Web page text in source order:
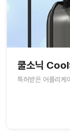
쿨소닉
특허받은 어플리케